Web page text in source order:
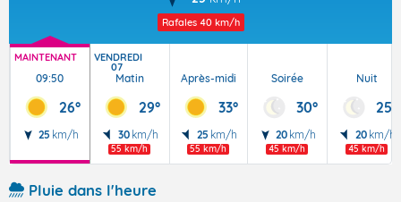
Rafales 40 km/h
MAINTENANT
09:50
26°
25 km/h
VENDREDI
07
Matin
29°
30 km/h
55 km/h
Après-midi
33°
25 km/h
55 km/h
Soirée
30°
20 km/h
45 km/h
Nuit
25°
20 km/h
45 km/h
Pluie dans l'heure